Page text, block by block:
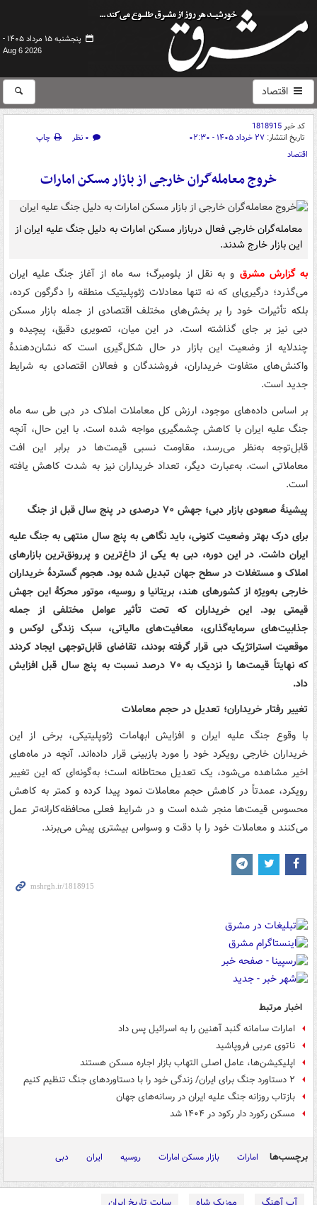
پنجشنبه ۱۵ مرداد ۱۴۰۵ -
Aug 6 2026
اقتصاد
کد خبر1818915
تاریخ انتشار: ۲۷ خرداد ۱۴۰۵ - ۰۲:۳۰ ۰ نظر
چاپ
اقتصاد
خروج معامله‌گران خارجی از بازار مسکن امارات
معامله‌گران خارجی فعال دربازار مسکن امارات به دلیل جنگ علیه ایران از
این بازار خارج شدند.
به گزارش مشرق و به نقل از بلومبرگ؛ سه ماه از آغاز جنگ علیه ایران
می‌گذرد؛ درگیری‌ای که نه تنها معادلات ژئوپلیتیک منطقه را دگرگون کرده،
بلکه تأثیرات خود را بر بخش‌های مختلف اقتصادی از جمله بازار مسکن
دبی نیز بر جای گذاشته است. در این میان، تصویری دقیق، پیچیده و
چندلایه از وضعیت این بازار در حال شکل‌گیری است که نشان‌دهندهٔ
واکنش‌های متفاوت خریداران، فروشندگان و فعالان اقتصادی به شرایط
جدید است.
بر اساس داده‌های موجود، ارزش کل معاملات املاک در دبی طی سه ماه
جنگ علیه ایران با کاهش چشمگیری مواجه شده است. با این حال، آنچه
قابل‌توجه به‌نظر می‌رسد، مقاومت نسبی قیمت‌ها در برابر این افت
معاملاتی است. به‌عبارت دیگر، تعداد خریداران نیز به شدت کاهش یافته
است.
پیشینهٔ صعودی بازار دبی؛ جهش ۷۰ درصدی در پنج سال قبل از جنگ
برای درک بهتر وضعیت کنونی، باید نگاهی به پنج سال منتهی به جنگ علیه
ایران داشت. در این دوره، دبی به یکی از داغ‌ترین و پررونق‌ترین بازارهای
املاک و مستغلات در سطح جهان تبدیل شده بود. هجوم گستردهٔ خریداران
خارجی به‌ویژه از کشورهای هند، بریتانیا و روسیه، موتور محرکهٔ این جهش
قیمتی بود. این خریداران که تحت تأثیر عوامل مختلفی از جمله
جذابیت‌های سرمایه‌گذاری، معافیت‌های مالیاتی، سبک زندگی لوکس و
موقعیت استراتژیک دبی قرار گرفته بودند، تقاضای قابل‌توجهی ایجاد کردند
که نهایتاً قیمت‌ها را نزدیک به ۷۰ درصد نسبت به پنج سال قبل افزایش
داد.
تغییر رفتار خریداران؛ تعدیل در حجم معاملات
با وقوع جنگ علیه ایران و افزایش ابهامات ژئوپلیتیکی، برخی از این
خریداران خارجی رویکرد خود را مورد بازبینی قرار داده‌اند. آنچه در ماه‌های
اخیر مشاهده می‌شود، یک تعدیل محتاطانه است؛ به‌گونه‌ای که این تغییر
رویکرد، عمدتاً در کاهش حجم معاملات نمود پیدا کرده و کمتر به کاهش
محسوس قیمت‌ها منجر شده است و در شرایط فعلی محافظه‌کارانه‌تر عمل
می‌کنند و معاملات خود را با دقت و وسواس بیشتری پیش می‌برند.
اخبار مرتبط
امارات سامانه گنبد آهنین را به اسرائیل پس داد
ناتوی عربی فروپاشید
اپلیکیشن‌ها، عامل اصلی التهاب بازار اجاره مسکن هستند
۲ دستاورد جنگ برای ایران/ زندگی خود را با دستاوردهای جنگ تنظیم کنیم
بازتاب روزانه جنگ علیه ایران در رسانه‌های جهان
مسکن رکورد دار رکود در ۱۴۰۴ شد
برچسب‌ها امارات بازار مسکن امارات روسیه ایران دبی